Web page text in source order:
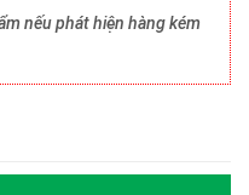
nếu phát hiện hàng kém